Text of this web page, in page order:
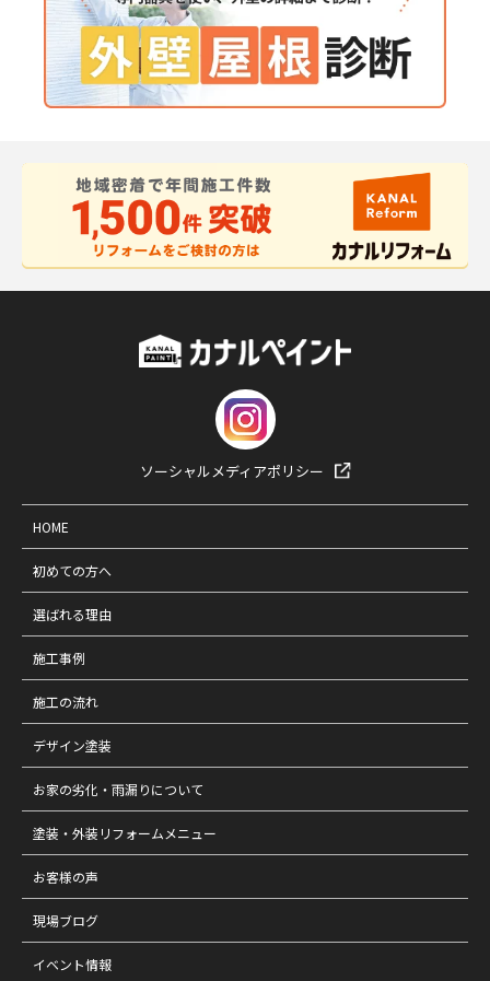
ソーシャルメディアポリシー
HOME
初めての方へ
選ばれる理由
施工事例
施工の流れ
デザイン塗装
お家の劣化・雨漏りについて
塗装・外装リフォームメニュー
お客様の声
現場ブログ
イベント情報